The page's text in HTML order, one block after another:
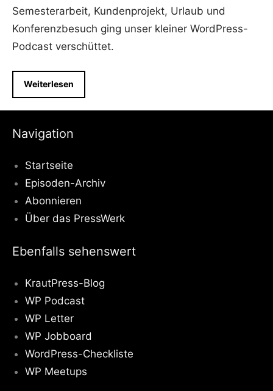
Semesterarbeit, Kundenprojekt, Urlaub und
Konferenzbesuch ging unser kleiner WordPress-
Podcast verschüttet.
Weiterlesen
Navigation
Startseite
Episoden-Archiv
Abonnieren
Über das PressWerk
Ebenfalls sehenswert
KrautPress-Blog
WP Podcast
WP Letter
WP Jobboard
WordPress-Checkliste
WP Meetups